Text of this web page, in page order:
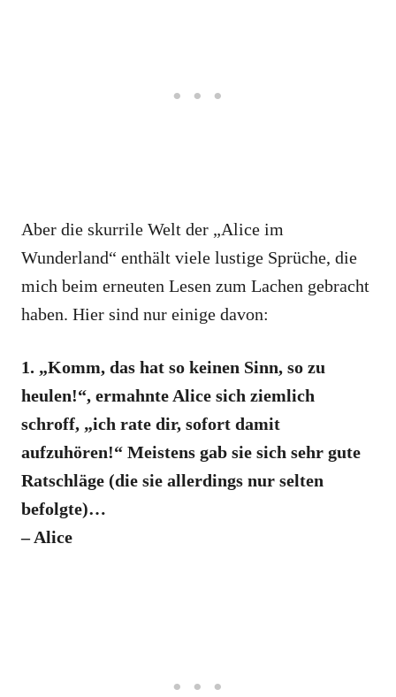
Aber die skurrile Welt der „Alice im
Wunderland“ enthält viele lustige Sprüche, die
mich beim erneuten Lesen zum Lachen gebracht
haben. Hier sind nur einige davon:
1. „Komm, das hat so keinen Sinn, so zu
heulen!“, ermahnte Alice sich ziemlich
schroff, „ich rate dir, sofort damit
aufzuhören!“ Meistens gab sie sich sehr gute
Ratschläge (die sie allerdings nur selten
befolgte)…
– Alice